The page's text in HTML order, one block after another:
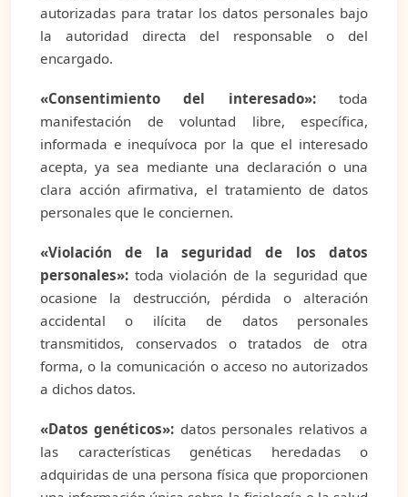
autorizadas para tratar los datos personales bajo
la autoridad directa del responsable o del
encargado.
«Consentimiento del interesado»:toda
manifestación de voluntad libre, específica,
informada e inequívoca por la que el interesado
acepta, ya sea mediante una declaración o una
clara acción afirmativa, el tratamiento de datos
personales que le conciernen.
«Violación de la seguridad de los datos
personales»: toda violación de la seguridad que
ocasione la destrucción, pérdida o alteración
accidental o ilícita de datos personales
transmitidos, conservados o tratados de otra
forma, o la comunicación o acceso no autorizados
a dichos datos.
«Datos genéticos»: datos personales relativos a
las características genéticas heredadas o
adquiridas de una persona física que proporcionen